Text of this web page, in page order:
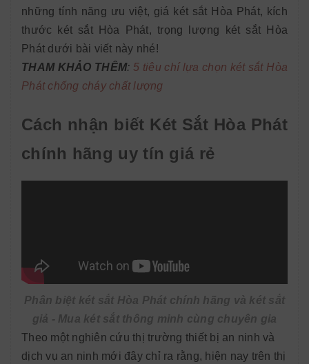
những tính năng ưu việt, giá két sắt Hòa Phát, kích
thước két sắt Hòa Phát, trọng lượng két sắt Hòa
Phát dưới bài viết này nhé!
THAM KHẢO THÊM: 5 tiêu chí lựa chọn két sắt Hòa
Phát chống cháy chất lượng
Cách nhận biết Két Sắt Hòa Phát
chính hãng uy tín giá rẻ
Phân biệt két sắt Hòa Phát chính hãng và két sắt
giả - Mua két sắt thông minh cùng chuyên gia
Theo một nghiên cứu thị trường thiết bị an ninh và
dịch vụ an ninh mới đây chỉ ra rằng, hiện nay trên thị